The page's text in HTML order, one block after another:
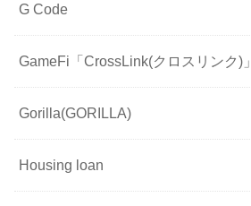
G Code
GameFi「CrossLink(クロスリンク)」
Gorilla(GORILLA)
Housing loan